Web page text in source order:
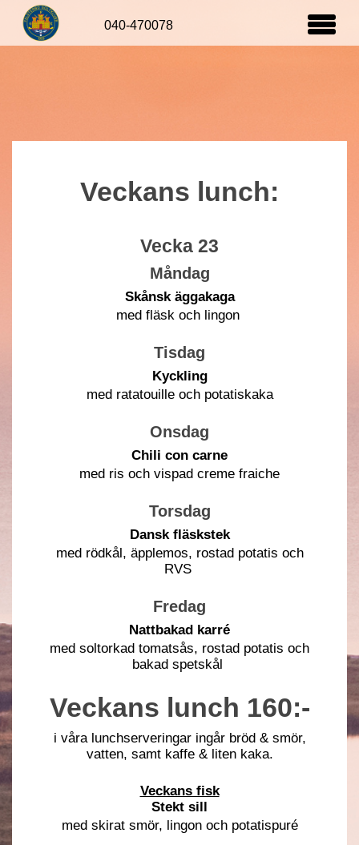
Veckans lunch:
Vecka 23
Måndag
Skånsk äggakaga
med fläsk och lingon
Tisdag
Kyckling
med ratatouille och potatiskaka
Onsdag
Chili con carne
med ris och vispad creme fraiche
Torsdag
Dansk fläskstek
med rödkål, äpplemos, rostad potatis och
RVS
Fredag
Nattbakad karré
med soltorkad tomatsås, rostad potatis och
bakad spetskål
Veckans lunch 160:-
i våra lunchserveringar ingår bröd & smör,
vatten, samt kaffe & liten kaka.
Veckans fisk
Stekt sill
med skirat smör, lingon och potatispuré